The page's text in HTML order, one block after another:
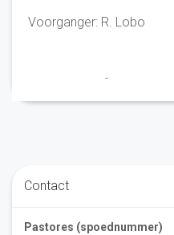
Voorganger: R. Lobo
-
Contact
Pastores (spoednummer)